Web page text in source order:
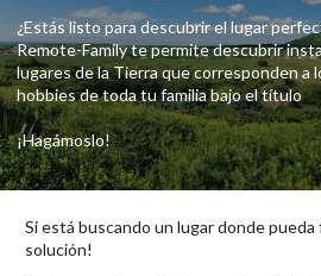
¿Estás listo para descubrir el lugar
Remote-Family te permite descubrir
lugares de la Tierra que corresponden a
hobbies de toda tu familia bajo el título
¡Hagámoslo!
Si está buscando un lugar donde pueda
solución!